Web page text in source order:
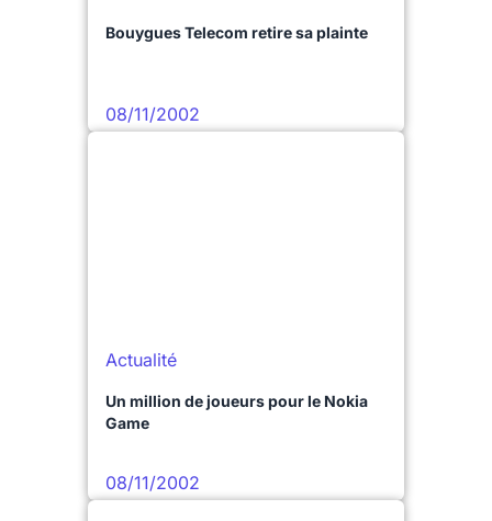
Bouygues Telecom retire sa plainte
08/11/2002
Actualité
Un million de joueurs pour le Nokia
Game
08/11/2002